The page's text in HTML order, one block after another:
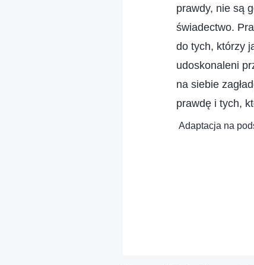
prawdy, nie są
świadectwo.
do tych, którzy
udoskonaleni
na siebie
prawdę i tych,
Adaptacja na